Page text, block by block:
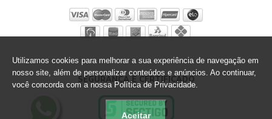
SEGURANÇA E CERTIFICADO
Utilizamos cookies para melhorar a sua experiência de navegação em
nosso site, além de personalizar conteúdos e anúncios. Ao continuar,
você concorda com a nossa Política de Privacidade.
Aceitar